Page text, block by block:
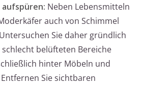
aufspüren: Neben Lebensmitteln
auch von Schimmel
Sie daher gründlich
belüfteten Bereiche
hinter Möbeln und
Sie sichtbaren